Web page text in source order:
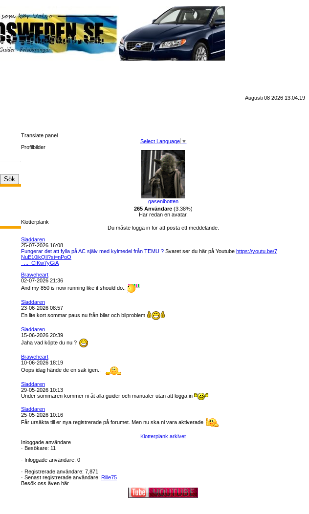
Augusti 08 2026 13:04:19
Translate panel
Select Language ▼
Profilbilder
gasenibotten
265 Användare(3.38%)
Har redan en avatar.
Klotterplank
Du måste logga in för att posta ett meddelande.
Sladdaren
25-07-2026 16:08
Fungerar det att fylla på AC själv med kylmedel från TEMU ? Svaret ser du här på Youtube https://youtu.be/7
NuE10ikQlI?si=nPoO
_..._CIKw7yGiA
Braweheart
02-07-2026 21:36
And my 850 is now running like it should do..
Sladdaren
23-06-2026 08:57
En lite kort sommar paus nu från bilar och bilproblem
Sladdaren
15-06-2026 20:39
Jaha vad köpte du nu ?
Braweheart
10-06-2026 18:19
Oops idag hände de en sak igen..
Sladdaren
29-05-2026 10:13
Under sommaren kommer ni åt alla guider och manualer utan att logga in
Sladdaren
25-05-2026 10:16
Får ursäkta till er nya registrerade på forumet. Men nu ska ni vara aktiverade
Klotterplank arkivet
Inloggade användare
· Besökare: 11
· Inloggade användare: 0
· Registrerade användare: 7,871
· Senast registrerade användare: Rille75
Besök oss även här